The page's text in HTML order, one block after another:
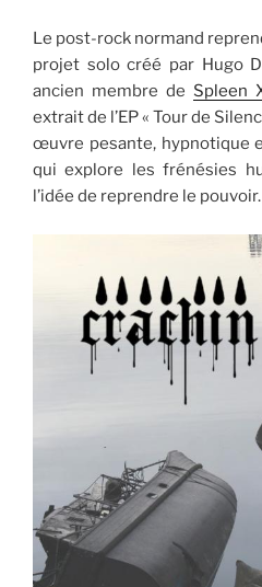
Le post-rock normand
projet solo créé par Hugo
ancien membre de Spleen
extrait de l’EP « Tour de
œuvre pesante, hypnotique
qui explore les frénésies
l’idée de reprendre le pouvoir.